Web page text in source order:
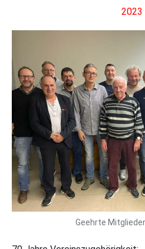
2023
Geehrte